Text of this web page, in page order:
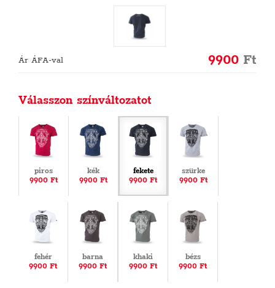
Ár ÁFA-val 9900 Ft
Válasszon színváltozatot
piros
9900 Ft
kék
9900 Ft
fekete
9900 Ft
szürke
9900 Ft
fehér
9900 Ft
barna
9900 Ft
khaki
9900 Ft
bézs
9900 Ft